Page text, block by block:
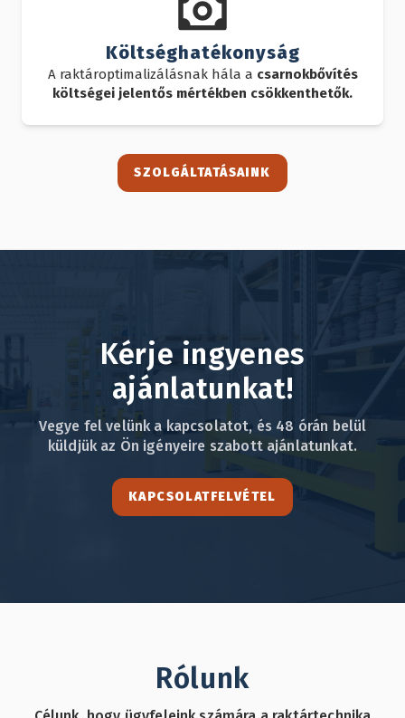
Költséghatékonyság
A raktároptimalizálásnak hála a csarnokbővítés
költségei jelentős mértékben csökkenthetők.
SZOLGÁLTATÁSAINK
Kérje ingyenes
ajánlatunkat!
Vegye fel velünk a kapcsolatot, és 48 órán belül
küldjük az Ön igényeire szabott ajánlatunkat.
KAPCSOLATFELVÉTEL
Rólunk